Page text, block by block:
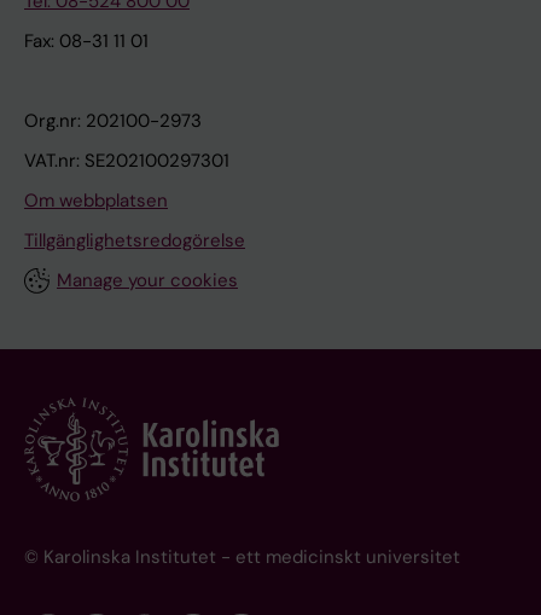
Fax: 08-31 11 01
Org.nr: 202100-2973
VAT.nr: SE202100297301
Om webbplatsen
Tillgänglighetsredogörelse
Manage your cookies
© Karolinska Institutet - ett medicinskt universitet